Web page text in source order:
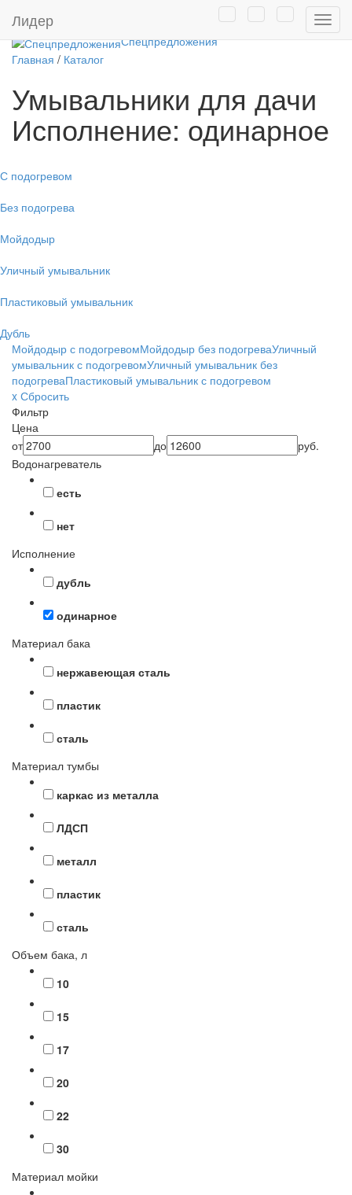
Лидер
Товары собственного
производства
Спецпредложения
Главная / Каталог
Умывальники для дачи
Исполнение: одинарное
С подогревом
Без подогрева
Мойдодыр
Уличный умывальник
Пластиковый умывальник
Дубль
Мойдодыр с подогревомМойдодыр без подогреваУличный
умывальник с подогревомУличный умывальник без
подогреваПластиковый умывальник с подогревом
x Сбросить
Фильтр
Цена
от
до
руб.
Водонагреватель
есть
нет
Исполнение
дубль
одинарное
Материал бака
нержавеющая сталь
пластик
сталь
Материал тумбы
каркас из металла
ЛДСП
металл
пластик
сталь
Объем бака, л
10
15
17
20
22
30
Материал мойки